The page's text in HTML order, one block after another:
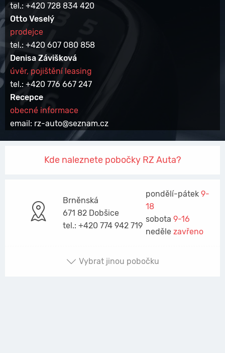
tel.: +420 728 834 420
Otto Veselý
prodejce
tel.: +420 607 080 858
Denisa Závišková
úvěr, pojištění leasing
tel.: +420 776 667 247
Recepce
obecné informace
email: rz-auto@seznam.cz
Kde naleznete pobočky RZ Auta?
Brněnská
671 82 Dobšice
tel.: +420 774 942 719
pondělí-pátek 9-
18
sobota 9-16
neděle zavřeno
Vybrat jinou pobočku